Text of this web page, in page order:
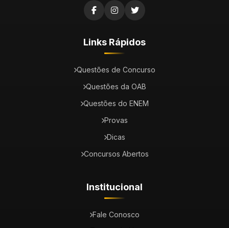
Links Rápidos
Questões de Concurso
Questões da OAB
Questões do ENEM
Provas
Dicas
Concursos Abertos
Institucional
Fale Conosco